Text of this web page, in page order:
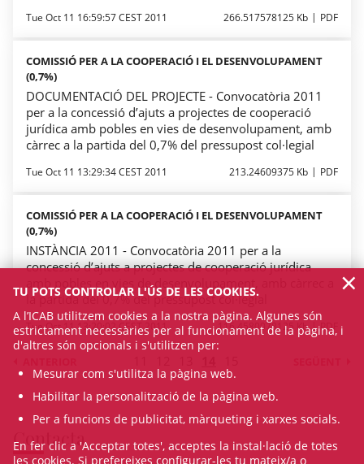
Tue Oct 11 16:59:57 CEST 2011 266.517578125 Kb PDF
COMISSIÓ PER A LA COOPERACIÓ I EL DESENVOLUPAMENT
(0,7%)
DOCUMENTACIÓ DEL PROJECTE - Convocatòria 2011
per a la concessió d’ajuts a projectes de cooperació
jurídica amb pobles en vies de desenvolupament, amb
càrrec a la partida del 0,7% del pressupost col·legial
Tue Oct 11 13:29:34 CEST 2011 213.24609375 Kb PDF
COMISSIÓ PER A LA COOPERACIÓ I EL DESENVOLUPAMENT
(0,7%)
INSTÀNCIA 2011 - Convocatòria 2011 per a la
concessió d’ajuts a projectes de cooperació jurídica
amb pobles en vies de desenvolupament, amb càrrec a
la partida del 0,7% del pressupost col·legial
Tue Oct 11 13:20:02 CEST 2011 116.4580078125 Kb PDF
Contacta
TU POTS CONTROLAR L'ÚS DE LES COOKIES.
A l’ICAB utilitzem cookies a la nostra pàgina. Algunes són
estrictament necessàries per al funcionament de la pàgina, i
d'altres són opcionals i s'utilitzen per:
Mesurar com s'utilitza la pàgina web.
Habilitar la personalització de la pàgina web.
Per a funcions de publicitat, màrqueting i xarxes socials.
En fer clic a 'Acceptar totes', acceptes la instal·lació de totes
les cookies. Si prefereixes configurar-les tu mateix/a o
×